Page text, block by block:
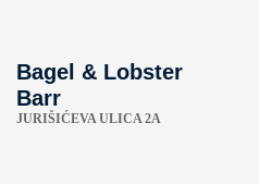
Bagel & Lobster
Barr
JURIŠIĆEVA ULICA 2A